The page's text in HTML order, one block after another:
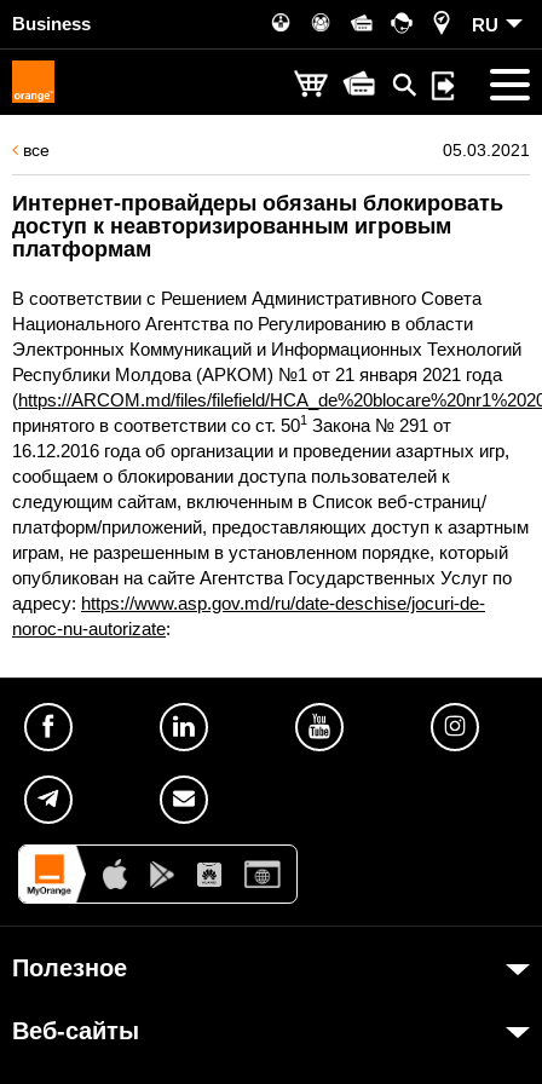
Business RU
все 05.03.2021
Интернет-провайдеры обязаны блокировать
доступ к неавторизированным игровым
платформам
В соответствии с Решением Административного Совета
Национального Агентства по Регулированию в области
Электронных Коммуникаций и Информационных Технологий
Республики Молдова (АРКОМ) №1 от 21 января 2021 года
(https://ARCOM.md/files/filefield/
принятого в соответствии со ст. 501 Закона № 291 от
16.12.2016 года об организации и проведении азартных игр,
сообщаем о блокировании доступа пользователей к
следующим сайтам, включенным в Список веб-страниц/
платформ/приложений, предоставляющих доступ к азартным
играм, не разрешенным в установленном порядке, который
опубликован на сайте Агентства Государственных Услуг по
адресу: https://www.asp.gov.md/ru/date-deschise/jocuri-de-
noroc-nu-autorizate:
Полезное
Веб-сайты